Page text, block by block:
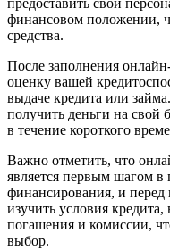
предоставить свои
финансовом положении,
средства.
После заполнения
оценку вашей
выдаче кредита или
получить деньги на свой
в течение короткого
Важно отметить, что
является первым шагом в
финансирования, и перед
изучить условия
погашения и комиссии,
выбор.